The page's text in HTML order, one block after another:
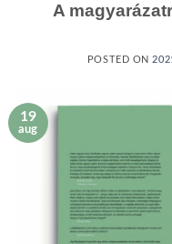
A
POSTED ON
19
aug